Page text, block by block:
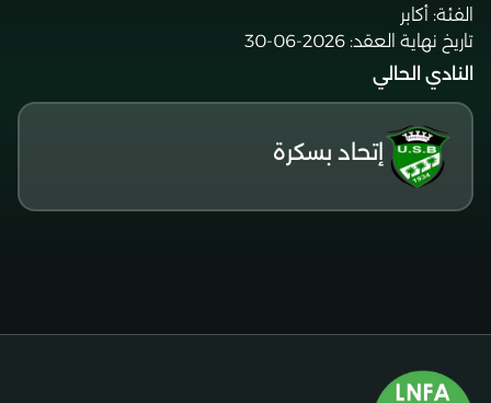
الفئة: أكابر
تاريخ نهاية العقد: 2026-06-30
النادي الحالي
إتحاد بسكرة